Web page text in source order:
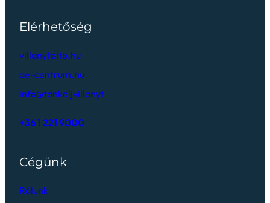
Elérhetőség
villanytolto.hu
ae-centrum.hu
info@tankoljvillanyt
+36 1 221 9000
Cégünk
Rólunk